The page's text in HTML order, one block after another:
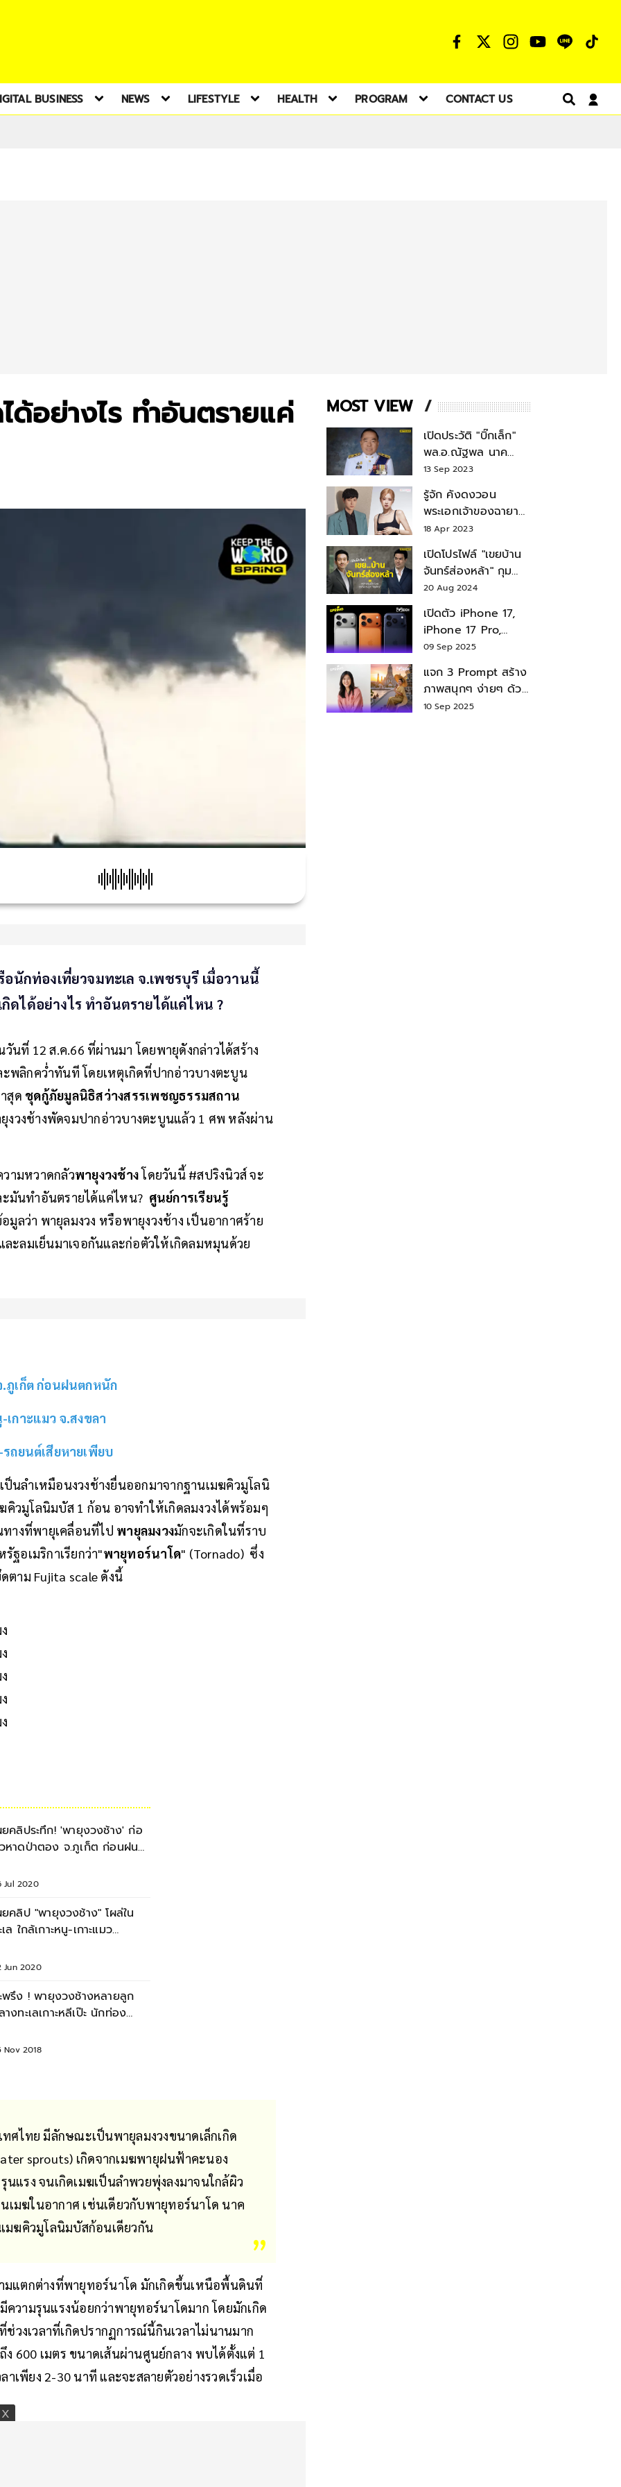
BUSINESS NEWS LIFESTYLE HEALTH PROGRAM CONTACT US
อย่างไร ทำอันตรายแค่
นักท่องเที่ยวจมทะเล จ.เพชรบุรี เมื่อวานนี้
ดได้อย่างไร ทำอันตรายได้แค่ไหน ?
วันที่ 12 ส.ค.66 ที่ผ่านมา โดยพายุดังกล่าวได้สร้าง
พลิกคว่ำทันที โดยเหตุเกิดที่ปากอ่าวบางตะบูน
สุด ชุดกู้ภัยมูลนิธิสว่างสรรเพชญธรรมสถาน
งวงช้างพัดจมปากอ่าวบางตะบูนแล้ว 1 ศพ หลังผ่าน
ามหวาดกลัวพายุงวงช้างโดยวันนี้ #สปริงนิวส์ จะ
ะมันทำอันตรายได้แค่ไหน? ศูนย์การเรียนรู้
มูลว่า พายุลมงวง หรือพายุงวงช้าง เป็นอากาศร้าย
ะลมเย็นมาเจอกันและก่อตัวให้เกิดลมหมุนด้วย
.ภูเก็ต ก่อนฝนตกหนัก
เกาะแมว จ.สงขลา
ถยนต์เสียหายเพียบ
นลำเหมือนงวงช้างยื่นออกมาจากฐานเมฆคิวมูโลนิ
วมูโลนิมบัส 1 ก้อน อาจทำให้เกิดลมงวงได้พร้อมๆ
ทางที่พายุเคลื่อนที่ไป พายุลมงวงมักจะเกิดในที่ราบ
ฐอเมริกาเรียกว่า"พายุทอร์นาโด" (Tornado) ซึ่ง
ตาม Fujita scale ดังนี้
ยคลิประทึก! 'พายุงวงช้าง' ก่อ
หาดป่าตอง จ.ภูเก็ต ก่อนฝน
Jul 2020
ยคลิป "พายุงวงช้าง" โผล่ใน
ล ใกล้เกาะหนู-เกาะแมว
Jun 2020
พรึง ! พายุงวงช้างหลายลูก
างทะเลเกาะหลีเป๊ะ นักท่อง
Nov 2018
ศไทย มีลักษณะเป็นพายุลมงวงขนาดเล็กเกิด
sprouts) เกิดจากเมฆพายุฝนฟ้าคะนอง
แรง จนเกิดเมฆเป็นลำพวยพุ่งลงมาจนใกล้ผิว
มฆในอากาศ เช่นเดียวกับพายุทอร์นาโด นาค
มฆคิวมูโลนิมบัสก้อนเดียวกัน
แตกต่างที่พายุทอร์นาโด มักเกิดขึ้นเหนือพื้นดินที่
วามรุนแรงน้อยกว่าพายุทอร์นาโดมาก โดยมักเกิด
งเวลาที่เกิดปรากฏการณ์นี้กินเวลาไม่นานมาก
600 เมตร ขนาดเส้นผ่านศูนย์กลาง พบได้ตั้งแต่ 1
เพียง 2-30 นาที และจะสลายตัวอย่างรวดเร็วเมื่อ
MOST VIEW
เปิดประวัติ "บิ๊กเล็ก"
พล.อ.ณัฐพล นาค
พาณิชย์ จากเลขาฯ
สมช.-เลขาฯ
รมว.กลาโหม
13 Sep 2023
รู้จัก คังดงวอน
พระเอกเจ้าของฉายา
สมบัติแห่งชาติ หลังมี
18 Apr 2023
เปิดโปรไฟล์ "เขยบ้าน
จันทร์ส่องหล้า" กุม
บังเหียนธุรกิจตระกูล
"ชินวัตร"
20 Aug 2024
เปิดตัว iPhone 17,
iPhone 17 Pro,
iPhone 17 Air สเปค
09 Sep 2025
แจก 3 Prompt สร้าง
ภาพสนุกๆ ง่ายๆ ด้วย
Nano Banana ใน
10 Sep 2025